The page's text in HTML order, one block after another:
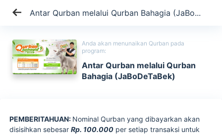
Antar Qurban melalui Qurban Bahagia (JaBo...
Anda akan menunaikan Qurban pada
program:
Antar Qurban melalui Qurban
Bahagia (JaBoDeTaBek)
PEMBERITAHUAN: Nominal Qurban yang dibayarkan akan
disisihkan sebesarRp. 100.000 per setiap transaksi untuk